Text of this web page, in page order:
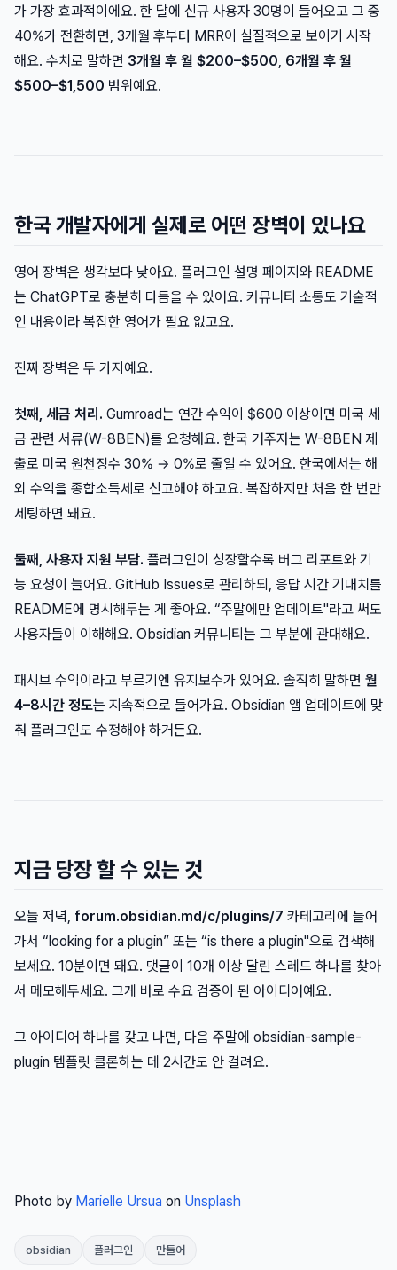
가 가장 효과적이에요. 한 달에 신규 사용자 30명이 들어오고 그 중
40%가 전환하면, 3개월 후부터 MRR이 실질적으로 보이기 시작
해요. 수치로 말하면 3개월 후 월 $200–$500, 6개월 후 월
$500–$1,500 범위예요.
한국 개발자에게 실제로 어떤 장벽이 있나요
영어 장벽은 생각보다 낮아요. 플러그인 설명 페이지와 README
는 ChatGPT로 충분히 다듬을 수 있어요. 커뮤니티 소통도 기술적
인 내용이라 복잡한 영어가 필요 없고요.
진짜 장벽은 두 가지예요.
첫째, 세금 처리. Gumroad는 연간 수익이 $600 이상이면 미국 세
금 관련 서류(W-8BEN)를 요청해요. 한국 거주자는 W-8BEN 제
출로 미국 원천징수 30% → 0%로 줄일 수 있어요. 한국에서는 해
외 수익을 종합소득세로 신고해야 하고요. 복잡하지만 처음 한 번만
세팅하면 돼요.
둘째, 사용자 지원 부담. 플러그인이 성장할수록 버그 리포트와 기
능 요청이 늘어요. GitHub Issues로 관리하되, 응답 시간 기대치를
README에 명시해두는 게 좋아요. “주말에만 업데이트"라고 써도
사용자들이 이해해요. Obsidian 커뮤니티는 그 부분에 관대해요.
패시브 수익이라고 부르기엔 유지보수가 있어요. 솔직히 말하면 월
4–8시간 정도는 지속적으로 들어가요. Obsidian 앱 업데이트에 맞
춰 플러그인도 수정해야 하거든요.
지금 당장 할 수 있는 것
오늘 저녁, forum.obsidian.md/c/plugins/7 카테고리에 들어
가서 “looking for a plugin” 또는 “is there a plugin"으로 검색해
보세요. 10분이면 돼요. 댓글이 10개 이상 달린 스레드 하나를 찾아
서 메모해두세요. 그게 바로 수요 검증이 된 아이디어예요.
그 아이디어 하나를 갖고 나면, 다음 주말에 obsidian-sample-
plugin 템플릿 클론하는 데 2시간도 안 걸려요.
Photo by Marielle Ursua on Unsplash
obsidian 플러그인 만들어